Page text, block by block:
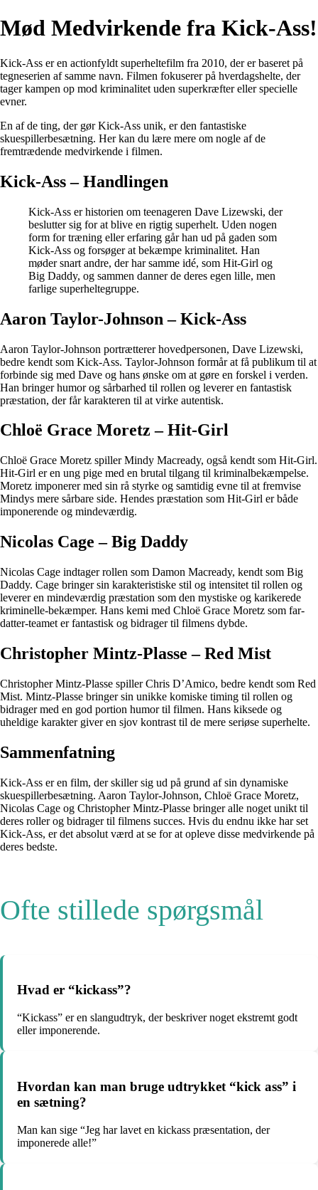
Mød Medvirkende fra Kick-Ass!
Kick-Ass er en actionfyldt superheltefilm fra 2010, der er baseret på
tegneserien af samme navn. Filmen fokuserer på hverdagshelte, der
tager kampen op mod kriminalitet uden superkræfter eller specielle
evner.
En af de ting, der gør Kick-Ass unik, er den fantastiske
skuespillerbesætning. Her kan du lære mere om nogle af de
fremtrædende medvirkende i filmen.
Kick-Ass – Handlingen
Kick-Ass er historien om teenageren Dave Lizewski, der
beslutter sig for at blive en rigtig superhelt. Uden nogen
form for træning eller erfaring går han ud på gaden som
Kick-Ass og forsøger at bekæmpe kriminalitet. Han
møder snart andre, der har samme idé, som Hit-Girl og
Big Daddy, og sammen danner de deres egen lille, men
farlige superheltegruppe.
Aaron Taylor-Johnson – Kick-Ass
Aaron Taylor-Johnson portrætterer hovedpersonen, Dave Lizewski,
bedre kendt som Kick-Ass. Taylor-Johnson formår at få publikum til at
forbinde sig med Dave og hans ønske om at gøre en forskel i verden.
Han bringer humor og sårbarhed til rollen og leverer en fantastisk
præstation, der får karakteren til at virke autentisk.
Chloë Grace Moretz – Hit-Girl
Chloë Grace Moretz spiller Mindy Macready, også kendt som Hit-Girl.
Hit-Girl er en ung pige med en brutal tilgang til kriminalbekæmpelse.
Moretz imponerer med sin rå styrke og samtidig evne til at fremvise
Mindys mere sårbare side. Hendes præstation som Hit-Girl er både
imponerende og mindeværdig.
Nicolas Cage – Big Daddy
Nicolas Cage indtager rollen som Damon Macready, kendt som Big
Daddy. Cage bringer sin karakteristiske stil og intensitet til rollen og
leverer en mindeværdig præstation som den mystiske og karikerede
kriminelle-bekæmper. Hans kemi med Chloë Grace Moretz som far-
datter-teamet er fantastisk og bidrager til filmens dybde.
Christopher Mintz-Plasse – Red Mist
Christopher Mintz-Plasse spiller Chris D’Amico, bedre kendt som Red
Mist. Mintz-Plasse bringer sin unikke komiske timing til rollen og
bidrager med en god portion humor til filmen. Hans kiksede og
uheldige karakter giver en sjov kontrast til de mere seriøse superhelte.
Sammenfatning
Kick-Ass er en film, der skiller sig ud på grund af sin dynamiske
skuespillerbesætning. Aaron Taylor-Johnson, Chloë Grace Moretz,
Nicolas Cage og Christopher Mintz-Plasse bringer alle noget unikt til
deres roller og bidrager til filmens succes. Hvis du endnu ikke har set
Kick-Ass, er det absolut værd at se for at opleve disse medvirkende på
deres bedste.
Ofte stillede spørgsmål
Hvad er “kickass”?
“Kickass” er en slangudtryk, der beskriver noget ekstremt godt
eller imponerende.
Hvordan kan man bruge udtrykket “kick ass” i
en sætning?
Man kan sige “Jeg har lavet en kickass præsentation, der
imponerede alle!”